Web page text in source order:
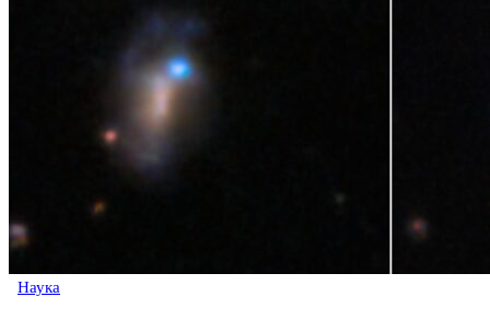
Наука